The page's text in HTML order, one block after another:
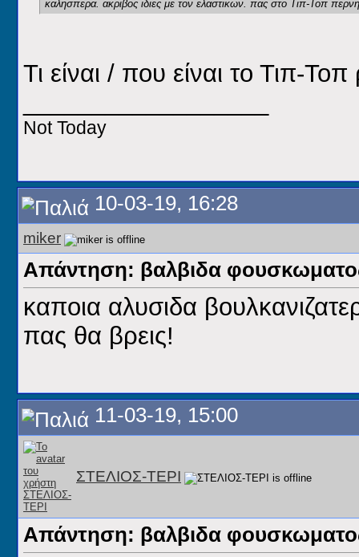
καλησπερα. ακριβος ιδιες με τον ελαστικων. πας στο Τιπ-Τοπ
Τι είναι / που είναι το Τιπ-
Not Today
10-03-19, 16:28
miker
Απάντηση: βαλβιδα
καποια αλυσιδα
πας θα βρεις!
11-03-19, 15:00
ΣΤΕΛΙΟΣ-ΤΕΡΙ
Απάντηση: βαλβιδα